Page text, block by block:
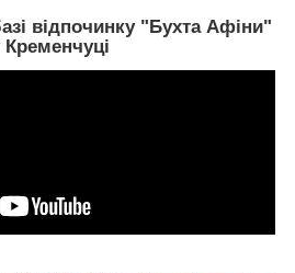
відпочинку "Бухта Афіни"
Кременчуці